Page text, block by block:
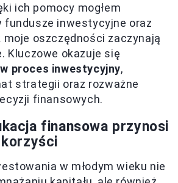
ich pomocy mogłem
fundusze inwestycyjne oraz
moje oszczędności zaczynają
Kluczowe okazuje się
proces inwestycyjny,
strategii oraz rozważne
finansowych.
finansowa przynosi
w młodym wieku nie